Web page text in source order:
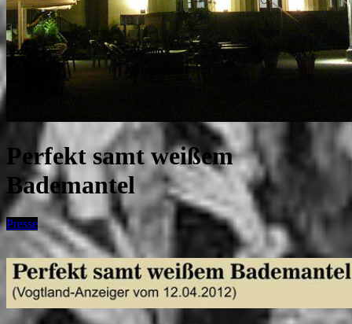
Perfekt samt weißem
Bademantel
Presse